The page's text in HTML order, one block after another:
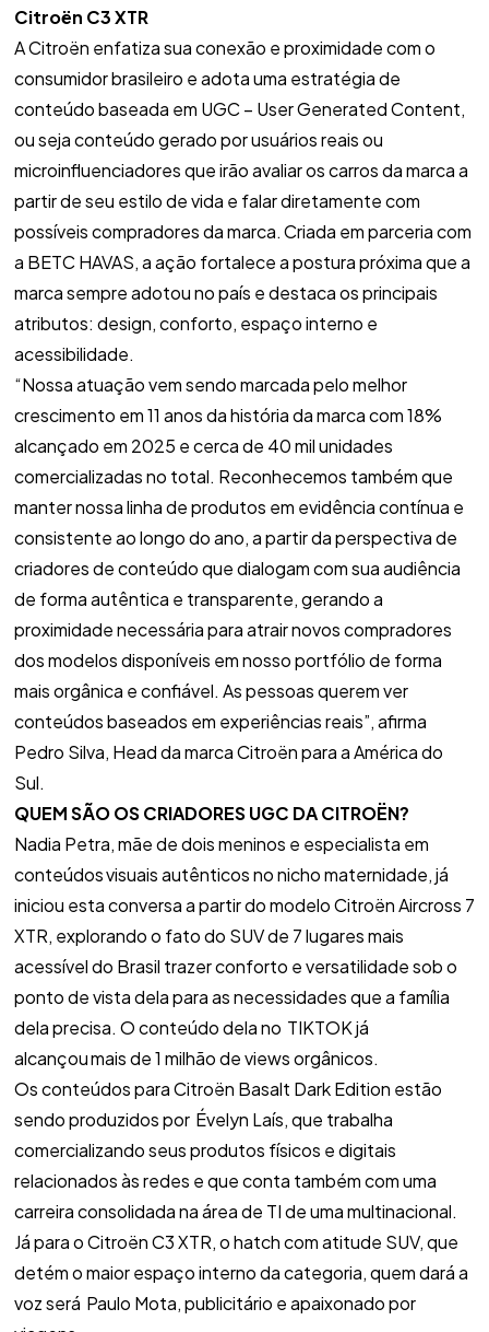
Citroën C3 XTR
A Citroën enfatiza sua conexão e proximidade com o
consumidor brasileiro e adota uma estratégia de
conteúdo baseada em UGC – User Generated Content,
ou seja conteúdo gerado por usuários reais ou
microinfluenciadores que irão avaliar os carros da marca a
partir de seu estilo de vida e falar diretamente com
possíveis compradores da marca. Criada em parceria com
a BETC HAVAS, a ação fortalece a postura próxima que a
marca sempre adotou no país e destaca os principais
atributos: design, conforto, espaço interno e
acessibilidade.
“Nossa atuação vem sendo marcada pelo melhor
crescimento em 11 anos da história da marca com 18%
alcançado em 2025 e cerca de 40 mil unidades
comercializadas no total. Reconhecemos também que
manter nossa linha de produtos em evidência contínua e
consistente ao longo do ano, a partir da perspectiva de
criadores de conteúdo que dialogam com sua audiência
de forma autêntica e transparente, gerando a
proximidade necessária para atrair novos compradores
dos modelos disponíveis em nosso portfólio de forma
mais orgânica e confiável. As pessoas querem ver
conteúdos baseados em experiências reais”, afirma
Pedro Silva, Head da marca Citroën para a América do
Sul.
QUEM SÃO OS CRIADORES UGC DA CITROËN?
Nadia Petra, mãe de dois meninos e especialista em
conteúdos visuais autênticos no nicho maternidade, já
iniciou esta conversa a partir do modelo Citroën Aircross 7
XTR, explorando o fato do SUV de 7 lugares mais
acessível do Brasil trazer conforto e versatilidade sob o
ponto de vista dela para as necessidades que a família
dela precisa. O conteúdo dela no TIKTOK já
alcançou mais de 1 milhão de views orgânicos.
Os conteúdos para Citroën Basalt Dark Edition estão
sendo produzidos por Évelyn Laís, que trabalha
comercializando seus produtos físicos e digitais
relacionados às redes e que conta também com uma
carreira consolidada na área de TI de uma multinacional.
Já para o Citroën C3 XTR, o hatch com atitude SUV, que
detém o maior espaço interno da categoria, quem dará a
voz será Paulo Mota, publicitário e apaixonado por